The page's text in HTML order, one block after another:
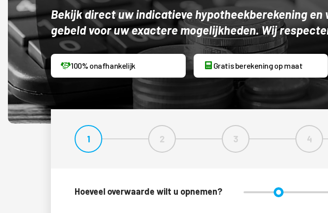
Bekijk direct uw indicatieve hypotheekberekening
gebeld voor uw exactere mogelijkheden. Wij
100% onafhankelijk Gratis berekening op maat
1
Stap 1
2
Stap 2
3
Stap 3
4
Stap
Hoeveel overwaarde wilt u opnemen?